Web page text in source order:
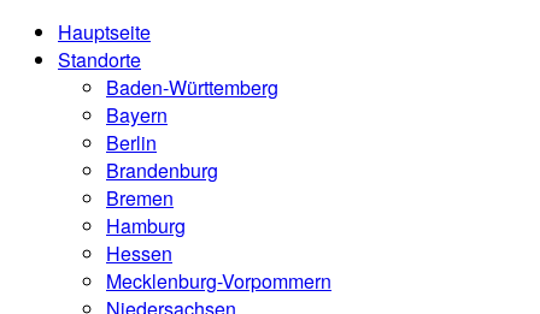
Hauptseite
Standorte
Baden-Württemberg
Bayern
Berlin
Brandenburg
Bremen
Hamburg
Hessen
Mecklenburg-Vorpommern